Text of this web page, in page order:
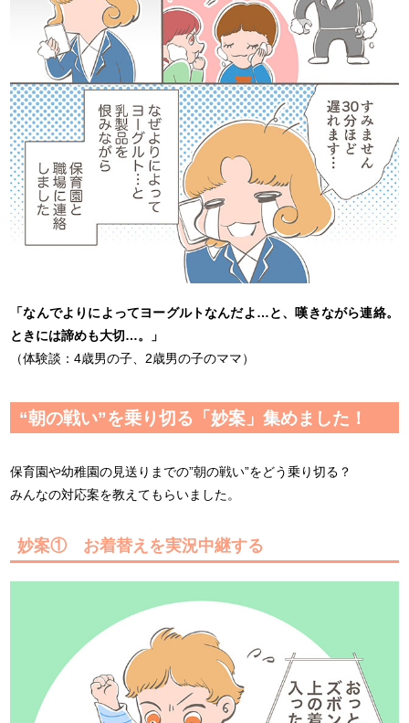
「なんでよりによってヨーグルトなんだよ…と、嘆きながら連絡。
ときには諦めも大切…。」
（体験談：4歳男の子、2歳男の子のママ）
“朝の戦い”を乗り切る「妙案」集めました！
保育園や幼稚園の見送りまでの”朝の戦い”をどう乗り切る？
みんなの対応案を教えてもらいました。
妙案① お着替えを実況中継する